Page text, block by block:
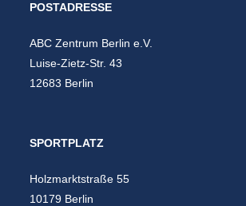
POSTADRESSE
ABC Zentrum Berlin e.V.
Luise-Zietz-Str. 43
12683 Berlin
SPORTPLATZ
Holzmarktstraße 55
10179 Berlin